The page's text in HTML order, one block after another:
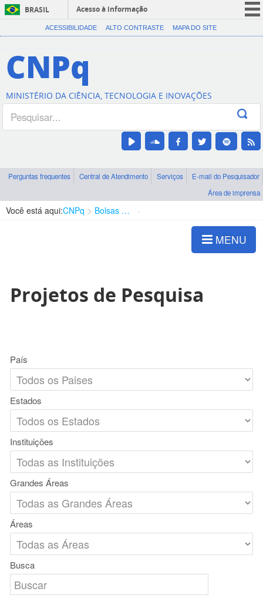
BRASIL
Acesso à informação
CORONAVÍRUS (COVID-19)
Canais
ACESSIBILIDADE ALTO CONTRASTE MAPA DO SITE
CNPq
MINISTÉRIO DA CIÊNCIA, TECNOLOGIA E INOVAÇÕES
Perguntas frequentes Central de Atendimento Serviços
E-mail do Pesquisador
Área de imprensa
Você está aqui:CNPq Bolsas e Auxílios Vigentes
MENU
Projetos de Pesquisa
País
Estados
Instituições
Grandes Áreas
Áreas
Busca